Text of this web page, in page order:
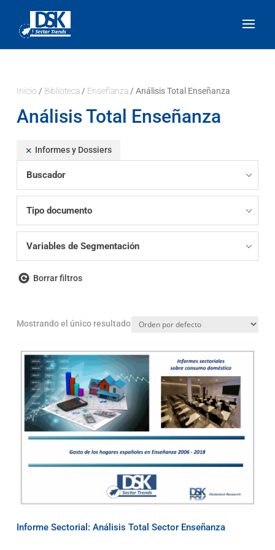
Inicio / Biblioteca/ Enseñanza/ Análisis Total Enseñanza
Análisis Total Enseñanza
Informes y Dossiers
Buscador
Tipo documento
Variables de Segmentación
Borrar filtros
Mostrando el único resultado
Informe Sectorial: Análisis Total Sector Enseñanza